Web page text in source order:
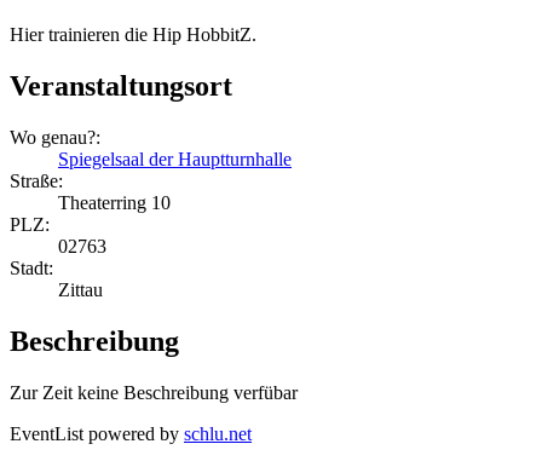
Hier trainieren die Hip HobbitZ.
Veranstaltungsort
Wo genau?:
Spiegelsaal der Hauptturnhalle
Straße:
Theaterring 10
PLZ:
02763
Stadt:
Zittau
Beschreibung
Zur Zeit keine Beschreibung verfübar
EventList powered by schlu.net